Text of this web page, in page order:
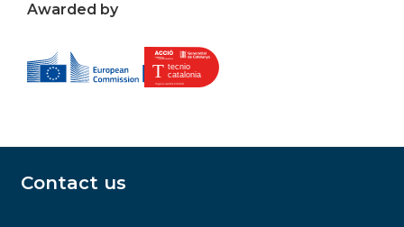
Awarded by
Contact us